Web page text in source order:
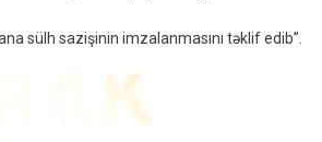
sülh sazişinin imzalanmasını təklif edib”.